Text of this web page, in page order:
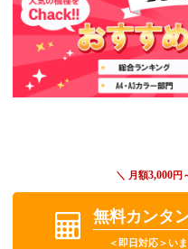
＼ 月額3,000円
無料カンタ
＜即日対応＞い